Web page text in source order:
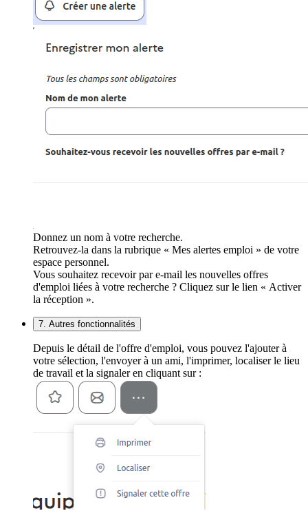
Donnez un nom à votre recherche.
Retrouvez-la dans la rubrique « Mes alertes emploi » de votre
espace personnel.
Vous souhaitez recevoir par e-mail les nouvelles offres
d'emploi liées à votre recherche ? Cliquez sur le lien « Activer
la réception ».
7. Autres fonctionnalités
Depuis le détail de l'offre d'emploi, vous pouvez l'ajouter à
votre sélection, l'envoyer à un ami, l'imprimer, localiser le lieu
de travail et la signaler en cliquant sur :